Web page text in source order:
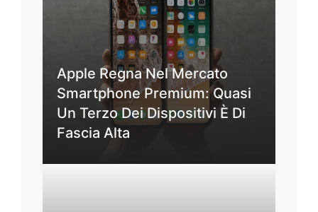
Apple Regna Nel Mercato
Smartphone Premium: Quasi
Un Terzo Dei Dispositivi È Di
Fascia Alta